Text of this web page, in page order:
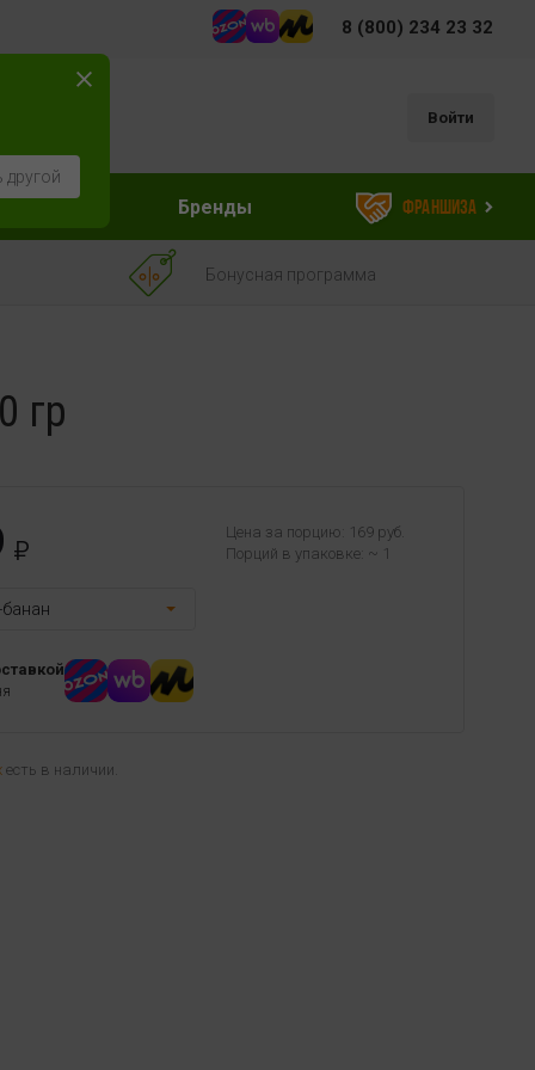
8 (800) 234 23 32
Войти
Бренды Франшиза
Бонусная программа
гр
Цена за порцию: 169 руб.
Порций в упаковке: ~ 1
есть в наличии.
другой